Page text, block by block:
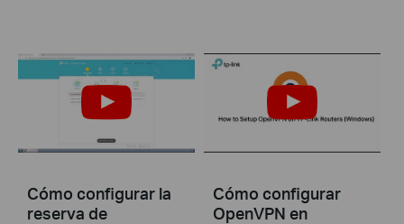
Cómo configurar la
reserva de
Cómo configurar
OpenVPN en